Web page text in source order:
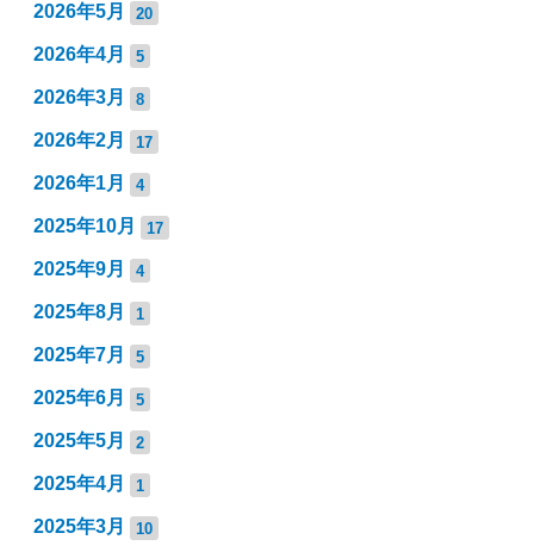
2026年5月 20
2026年4月 5
2026年3月 8
2026年2月 17
2026年1月 4
2025年10月 17
2025年9月 4
2025年8月 1
2025年7月 5
2025年6月 5
2025年5月 2
2025年4月 1
2025年3月 10